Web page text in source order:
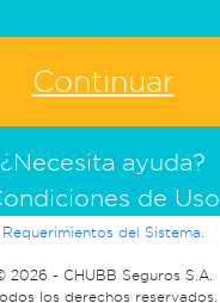
¿Necesita ayuda?
de Uso
Requerimientos del Sistema.
2026 - CHUBB Seguros S.A.
los derechos reservados.